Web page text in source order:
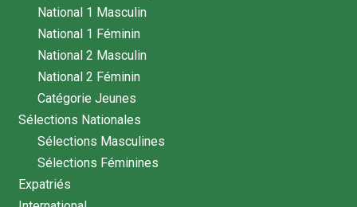
National 1 Masculin
National 1 Féminin
National 2 Masculin
National 2 Féminin
Catégorie Jeunes
Sélections Nationales
Sélections Masculines
Sélections Féminines
Expatriés